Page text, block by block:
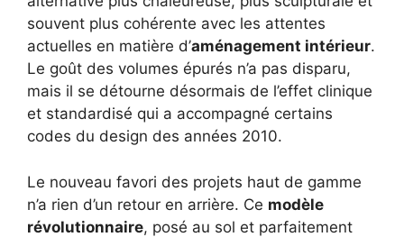
souvent plus cohérente avec les attentes
actuelles en matière d’aménagement intérieur.
Le goût des volumes épurés n’a pas disparu,
mais il se détourne désormais de l’effet clinique
et standardisé qui a accompagné certains
codes du design des années 2010.
Le nouveau favori des projets haut de gamme
n’a rien d’un retour en arrière. Ce modèle
révolutionnaire, posé au sol et parfaitement